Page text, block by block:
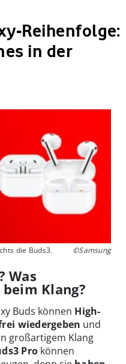
Reihenfolge:
in der
die Buds3. ©Samsung
Was
Klang?
Buds können High-
wiedergeben und
großartigem Klang
Pro können